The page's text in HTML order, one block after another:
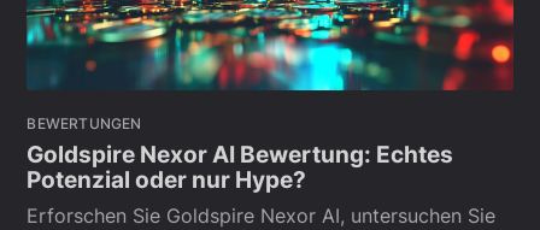
BEWERTUNGEN
Goldspire Nexor AI Bewertung: Echtes
Potenzial oder nur Hype?
Erforschen Sie Goldspire Nexor AI, untersuchen Sie